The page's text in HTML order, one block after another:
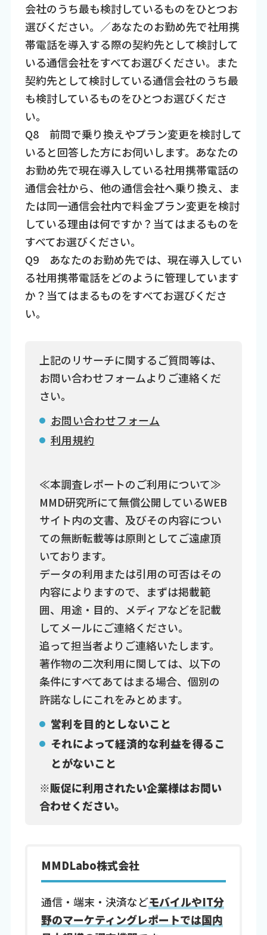
会社のうち最も検討しているものをひとつお
選びください。／あなたのお勤め先で社用携
帯電話を導入する際の契約先として検討して
いる通信会社をすべてお選びください。また
契約先として検討している通信会社のうち最
も検討しているものをひとつお選びくださ
い。
Q8 前問で乗り換えやプラン変更を検討して
いると回答した方にお伺いします。あなたの
お勤め先で現在導入している社用携帯電話の
通信会社から、他の通信会社へ乗り換え、ま
たは同一通信会社内で料金プラン変更を検討
している理由は何ですか？当てはまるものを
すべてお選びください。
Q9 あなたのお勤め先では、現在導入してい
る社用携帯電話をどのように管理しています
か？当てはまるものをすべてお選びくださ
い。
上記のリサーチに関するご質問等は、
お問い合わせフォームよりご連絡くだ
さい。
お問い合わせフォーム
利用規約
≪本調査レポートのご利用について≫
MMD研究所にて無償公開しているWEB
サイト内の文書、及びその内容につい
ての無断転載等は原則としてご遠慮頂
いております。
データの利用または引用の可否はその
内容によりますので、まずは掲載範
囲、用途・目的、メディアなどを記載
してメールにご連絡ください。
追って担当者よりご連絡いたします。
著作物の二次利用に関しては、以下の
条件にすべてあてはまる場合、個別の
許諾なしにこれをみとめます。
営利を目的としないこと
それによって経済的な利益を得るこ
とがないこと
※販促に利用されたい企業様はお問い
合わせください。
MMDLabo株式会社
通信・端末・決済などモバイルやIT分
野のマーケティングレポートでは国内